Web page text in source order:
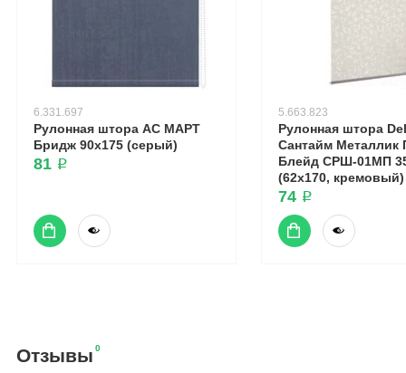
6.331.697
Рулонная штора АС МАРТ
Бридж 90x175 (серый)
81 ₽
5.663.823
Рулонная штора
Сантайм Металлик
Блейд СРШ-01МП
(62x170, кремовый)
74 ₽
Отзывы 0